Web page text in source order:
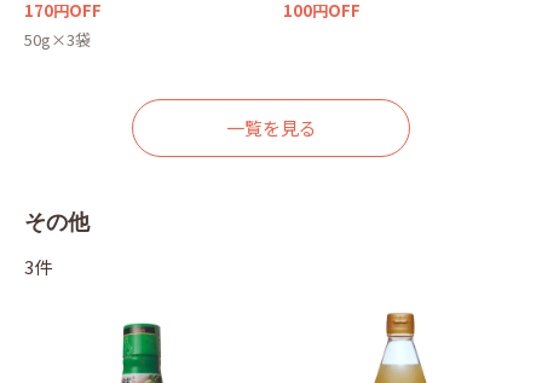
170円OFF
50g×3袋
100円OFF
一覧を見る
その他
3件